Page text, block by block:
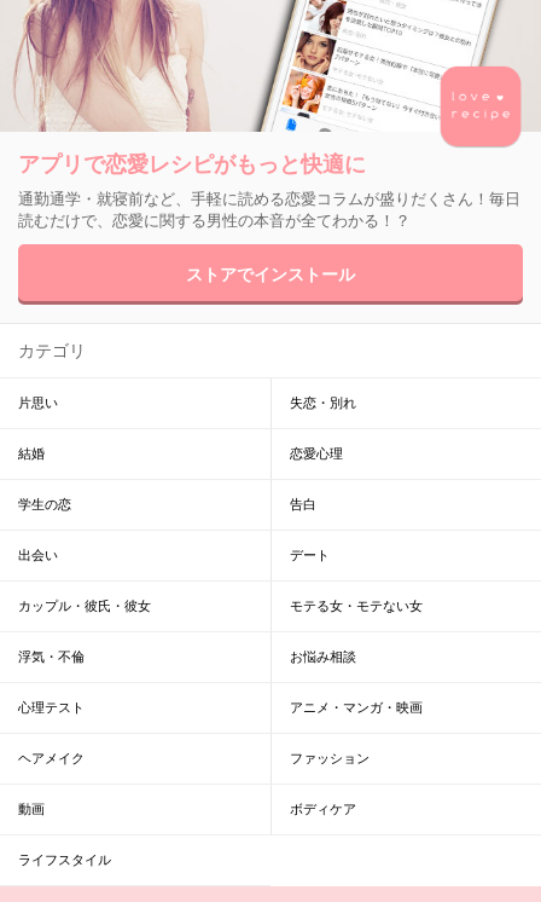
アプリで恋愛レシピがもっと快適に
通勤通学・就寝前など、手軽に読める恋愛コラムが盛りだくさん！毎日
読むだけで、恋愛に関する男性の本音が全てわかる！？
ストアでインストール
カテゴリ
片思い 失恋・別れ
結婚 恋愛心理
学生の恋 告白
出会い デート
カップル・彼氏・彼女 モテる女・モテない女
浮気・不倫 お悩み相談
心理テスト アニメ・マンガ・映画
ヘアメイク ファッション
動画 ボディケア
ライフスタイル